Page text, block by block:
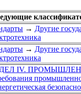
→ Другие
→ Другие
IV.